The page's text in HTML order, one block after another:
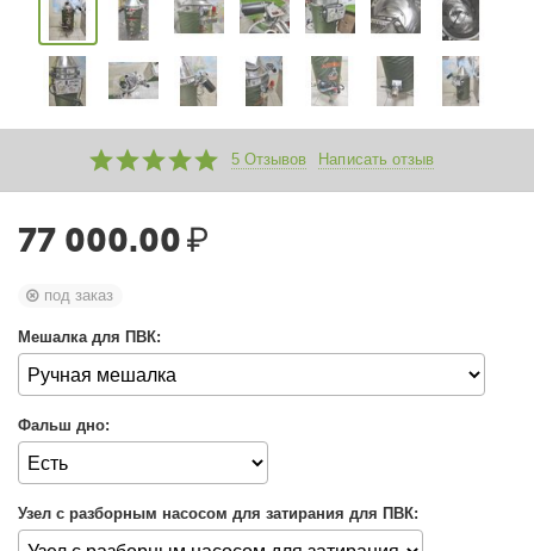
5 Отзывов Написать отзыв
77 000.00₽
под заказ
Мешалка для ПВК:
Фальш дно:
Узел с разборным насосом для затирания для ПВК: